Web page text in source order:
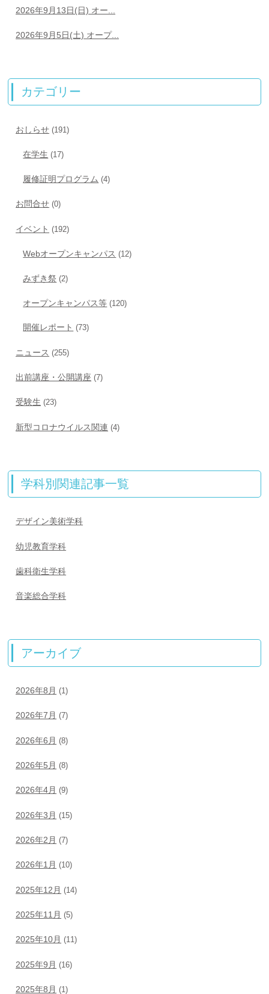
2026年9月13日(日) オー...
2026年9月5日(土) オープ...
カテゴリー
おしらせ (191)
在学生 (17)
履修証明プログラム (4)
お問合せ (0)
イベント (192)
Webオープンキャンパス (12)
みずき祭 (2)
オープンキャンパス等 (120)
開催レポート (73)
ニュース (255)
出前講座・公開講座 (7)
受験生 (23)
新型コロナウイルス関連 (4)
学科別関連記事一覧
デザイン美術学科
幼児教育学科
歯科衛生学科
音楽総合学科
アーカイブ
2026年8月 (1)
2026年7月 (7)
2026年6月 (8)
2026年5月 (8)
2026年4月 (9)
2026年3月 (15)
2026年2月 (7)
2026年1月 (10)
2025年12月 (14)
2025年11月 (5)
2025年10月 (11)
2025年9月 (16)
2025年8月 (1)